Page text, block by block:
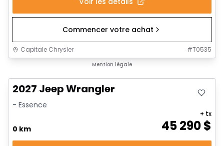
Commencer votre achat
Capitale Chrysler #T0535
Mention légale
2027 Jeep Wrangler
- Essence
0 km 45 290$
+ tx